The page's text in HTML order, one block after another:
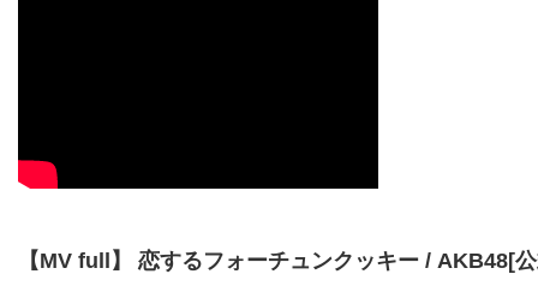
【MV full】 恋するフォーチュンクッキー / AKB48[